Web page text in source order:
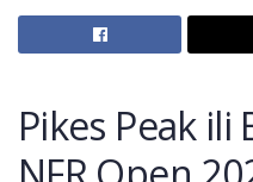
Pikes Peak ili